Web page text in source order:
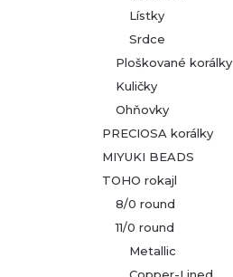
n
Lístky
Srdce
Ploškované korálky
Kuličky
Ohňovky
PRECIOSA korálky
MIYUKI BEADS
TOHO rokajl
8/0 round
11/0 round
Metallic